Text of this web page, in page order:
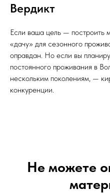
Вердикт
Если ваша цель — построить
«дачу» для сезонного
оправдан. Но если вы
постоянного проживания в
нескольким поколениям, —
конкуренции.
Не можете